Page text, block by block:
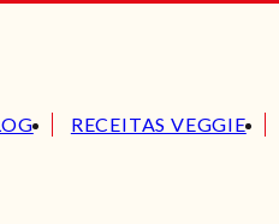
RECEITAS VEGGIE